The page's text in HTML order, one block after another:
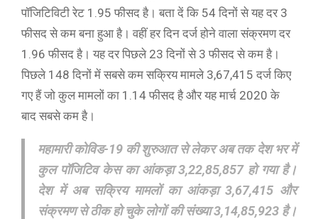
पॉजिटिविटी रेट 1.95 फीसद है। बता दें कि 54 दिनों से यह दर 3
फीसद से कम बना हुआ है। वहीं हर दिन दर्ज होने वाला संक्रमण दर
1.96 फीसद है। यह दर पिछले 23 दिनों से 3 फीसद से कम है।
पिछले 148 दिनों में सबसे कम सक्रिय मामले 3,67,415 दर्ज किए
गए हैं जो कुल मामलों का 1.14 फीसद है और यह मार्च 2020 के
बाद सबसे कम है।
महामारी कोविड-19 की शुरुआत से लेकर अब तक देश भर में
कुल पॉजिटिव केस का आंकड़ा 3,22,85,857 हो गया है।
देश में अब सक्रिय मामलों का आंकड़ा 3,67,415 और
संक्रमण से ठीक हो चुके लोगों की संख्या 3,14,85,923 है।